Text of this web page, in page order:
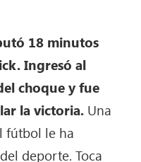
18 minutos
Ingresó al
choque y fue
la victoria. Una
fútbol le ha
deporte. Toca